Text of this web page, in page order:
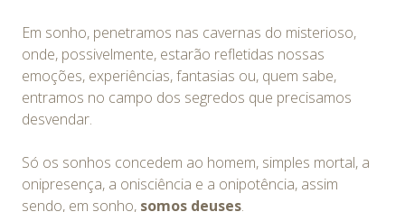
Em sonho, penetramos nas cavernas do misterioso,
onde, possivelmente, estarão refletidas nossas
emoções, experiências, fantasias ou, quem sabe,
entramos no campo dos segredos que precisamos
desvendar.
Só os sonhos concedem ao homem, simples mortal, a
onipresença, a onisciência e a onipotência, assim
sendo, em sonho, somos deuses.